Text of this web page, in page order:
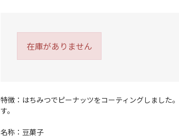
在庫がありません
特徴：はちみつでピーナッツをコーティングしました
す。
名称：豆菓子